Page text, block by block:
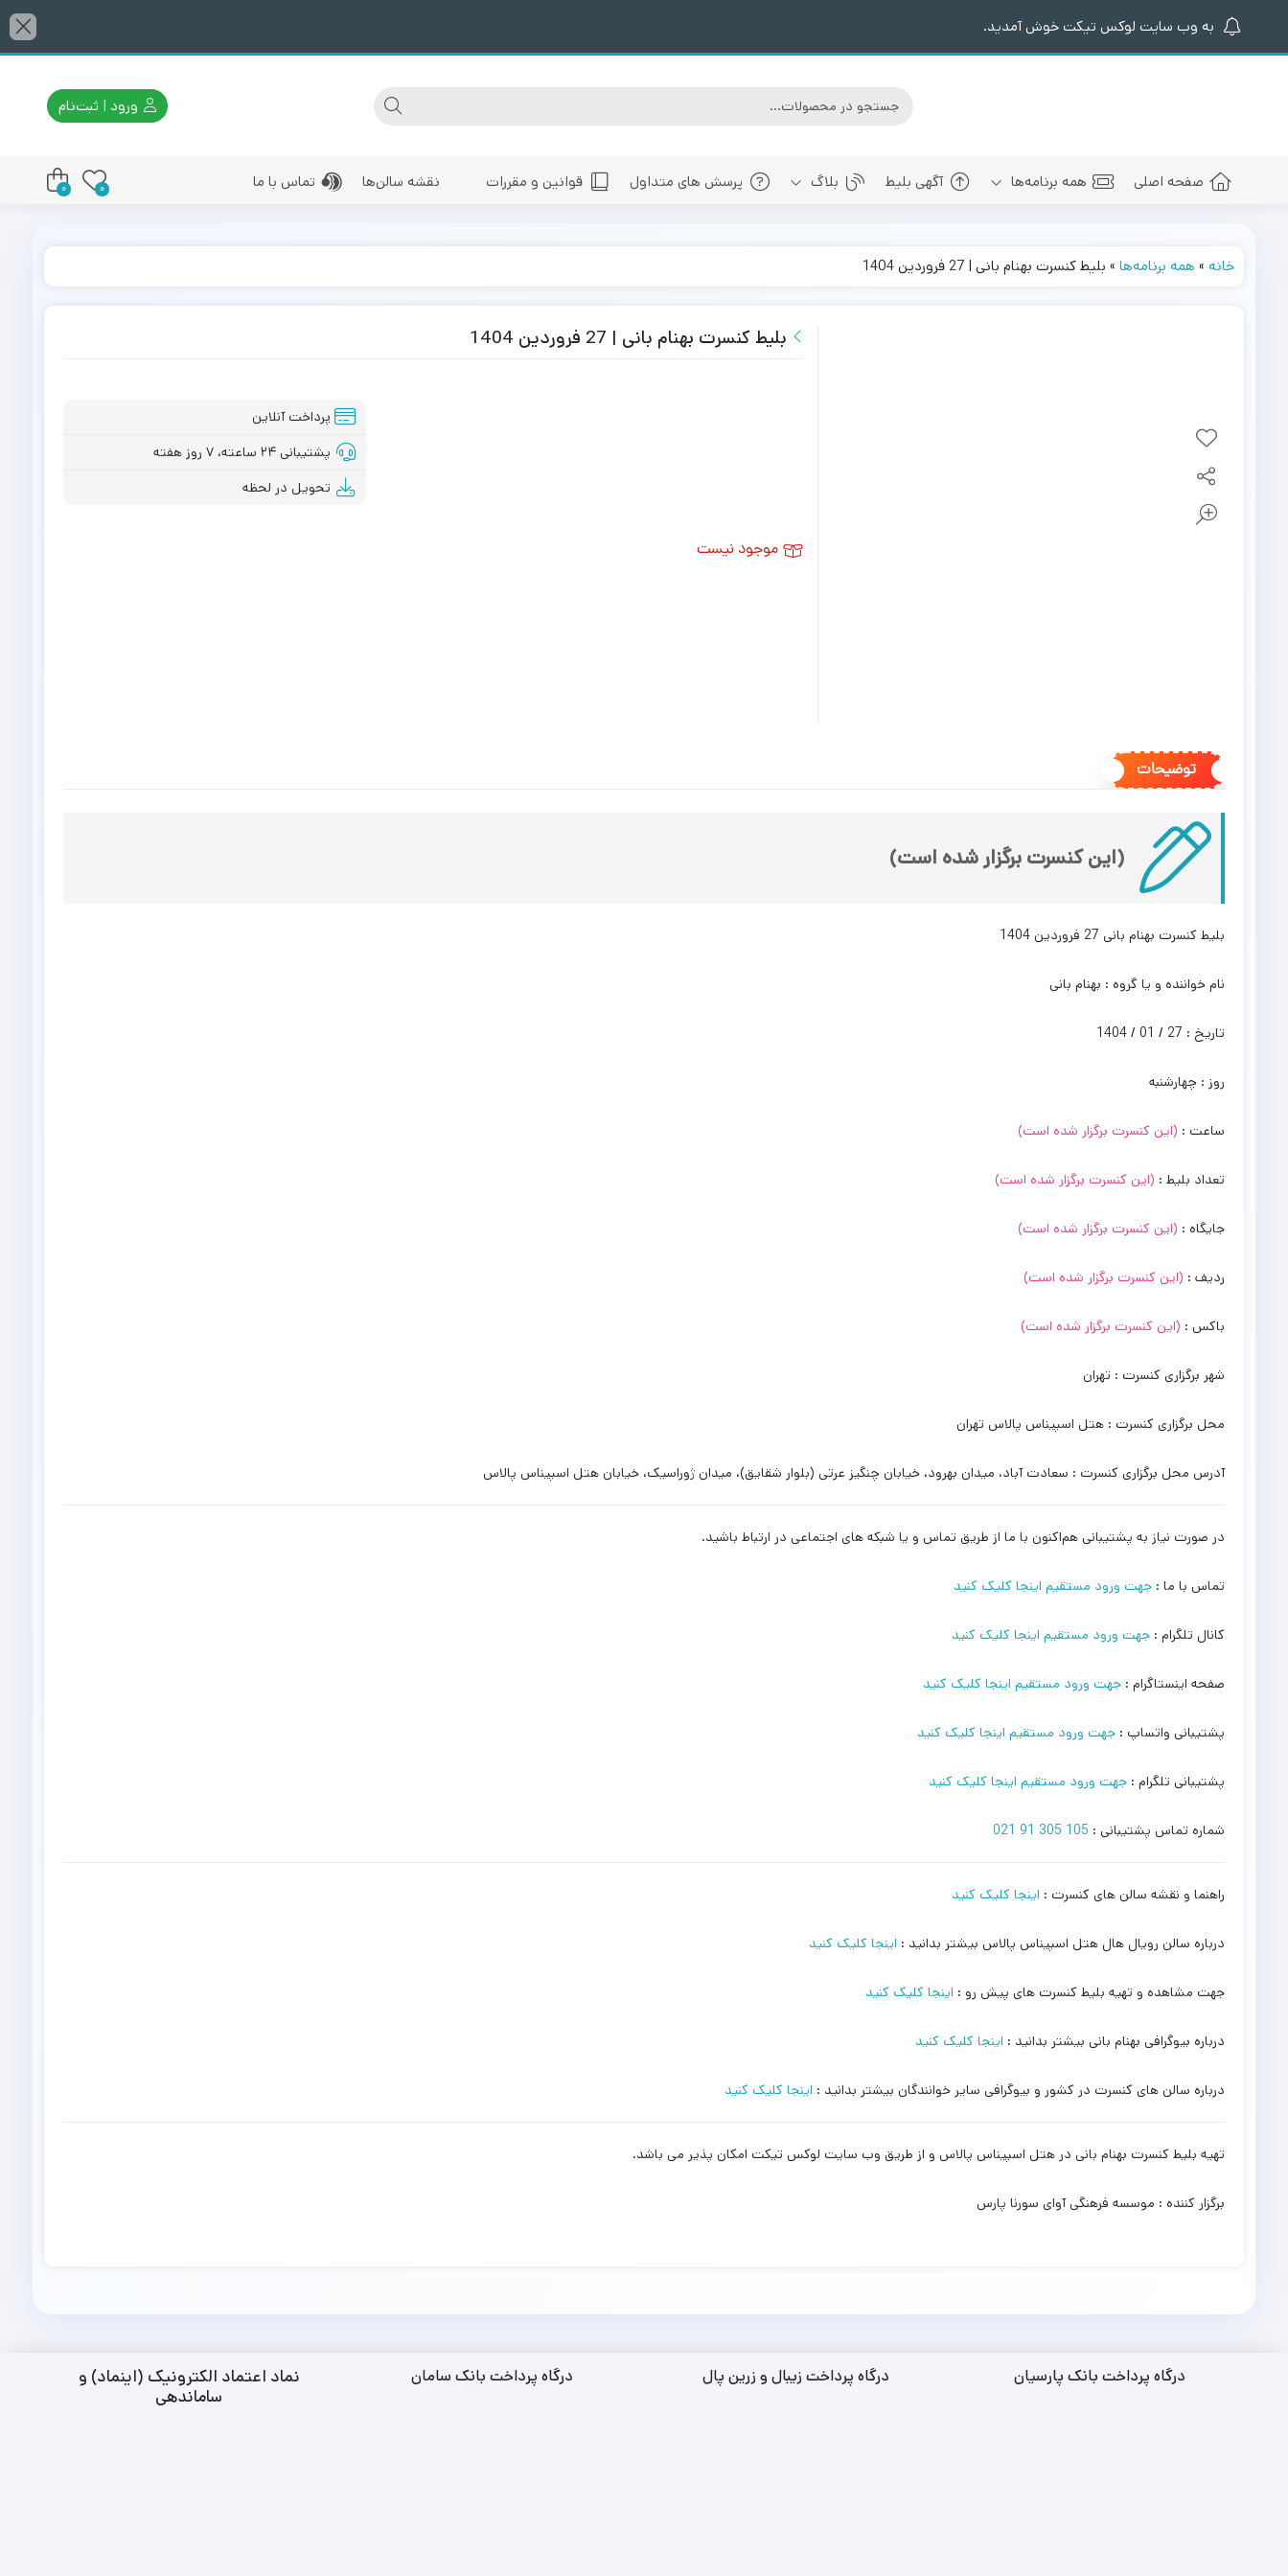
به وب سایت لوکس تیکت خوش آمدید.
ورود | ثبت‌نام
صفحه اصلی همه برنامه‌ها
بلیط کنسرت های پیش رو شیراز
آگهی بلیط بلاگ پرسش های متداول قوانین و مقررات نقشه سالن‌ها تماس با ما 0
0
خانه» همه برنامه‌ها» بلیط کنسرت بهنام بانی | 27 فروردین 1404
بلیط کنسرت بهنام بانی | 27 فروردین 1404
پرداخت آنلاین
پشتیبانی ۲۴ ساعته، ۷ روز هفته
تحویل در لحظه
موجود نیست
توضیحات
(این کنسرت برگزار شده است)
بلیط کنسرت بهنام بانی 27 فروردین 1404
نام خواننده و یا گروه : بهنام بانی
تاریخ : 27 / 01 / 1404
روز : چهارشنبه
ساعت : (این کنسرت برگزار شده است)
تعداد بلیط : (این کنسرت برگزار شده است)
جایگاه : (این کنسرت برگزار شده است)
ردیف : (این کنسرت برگزار شده است)
باکس : (این کنسرت برگزار شده است)
شهر برگزاری کنسرت : تهران
محل برگزاری کنسرت : هتل اسپیناس پالاس تهران
آدرس محل برگزاری کنسرت : سعادت آباد، میدان بهرود، خیابان چنگیز عرتی (بلوار شقایق)، میدان ژوراسیک، خیابان هتل اسپیناس پالاس
در صورت نیاز به پشتیبانی هم‌اکنون با ما از طریق تماس و یا شبکه های اجتماعی در ارتباط باشید.
تماس با ما : جهت ورود مستقیم اینجا کلیک کنید
کانال تلگرام : جهت ورود مستقیم اینجا کلیک کنید
صفحه اینستاگرام : جهت ورود مستقیم اینجا کلیک کنید
پشتیبانی واتساپ : جهت ورود مستقیم اینجا کلیک کنید
پشتیبانی تلگرام : جهت ورود مستقیم اینجا کلیک کنید
شماره تماس پشتیبانی : 105 305 91 021
راهنما و نقشه سالن های کنسرت : اینجا کلیک کنید
درباره سالن رویال هال هتل اسپیناس پالاس بیشتر بدانید : اینجا کلیک کنید
جهت مشاهده و تهیه بلیط کنسرت های پیش رو : اینجا کلیک کنید
درباره بیوگرافی بهنام بانی بیشتر بدانید : اینجا کلیک کنید
درباره سالن های کنسرت در کشور و بیوگرافی سایر خوانندگان بیشتر بدانید : اینجا کلیک کنید
تهیه بلیط کنسرت بهنام بانی در هتل اسپیناس پالاس و از طریق وب سایت لوکس تیکت امکان پذیر می باشد.
برگزار کننده : موسسه فرهنگی آوای سورنا پارس
درگاه پرداخت بانک پارسیان درگاه پرداخت زیبال و زرین پال درگاه پرداخت بانک سامان
نماد اعتماد الکترونیک (اینماد) و
ساماندهی